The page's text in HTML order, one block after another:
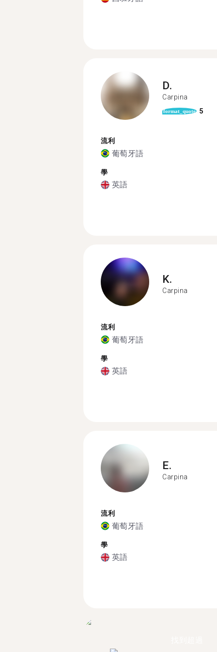
D.
Carpina
format_quote 5
流利
葡萄牙語
學
英語
K.
Carpina
流利
葡萄牙語
學
英語
E.
Carpina
流利
葡萄牙語
學
英語